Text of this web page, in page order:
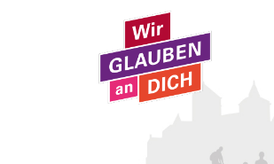
Zum Inhalt springen